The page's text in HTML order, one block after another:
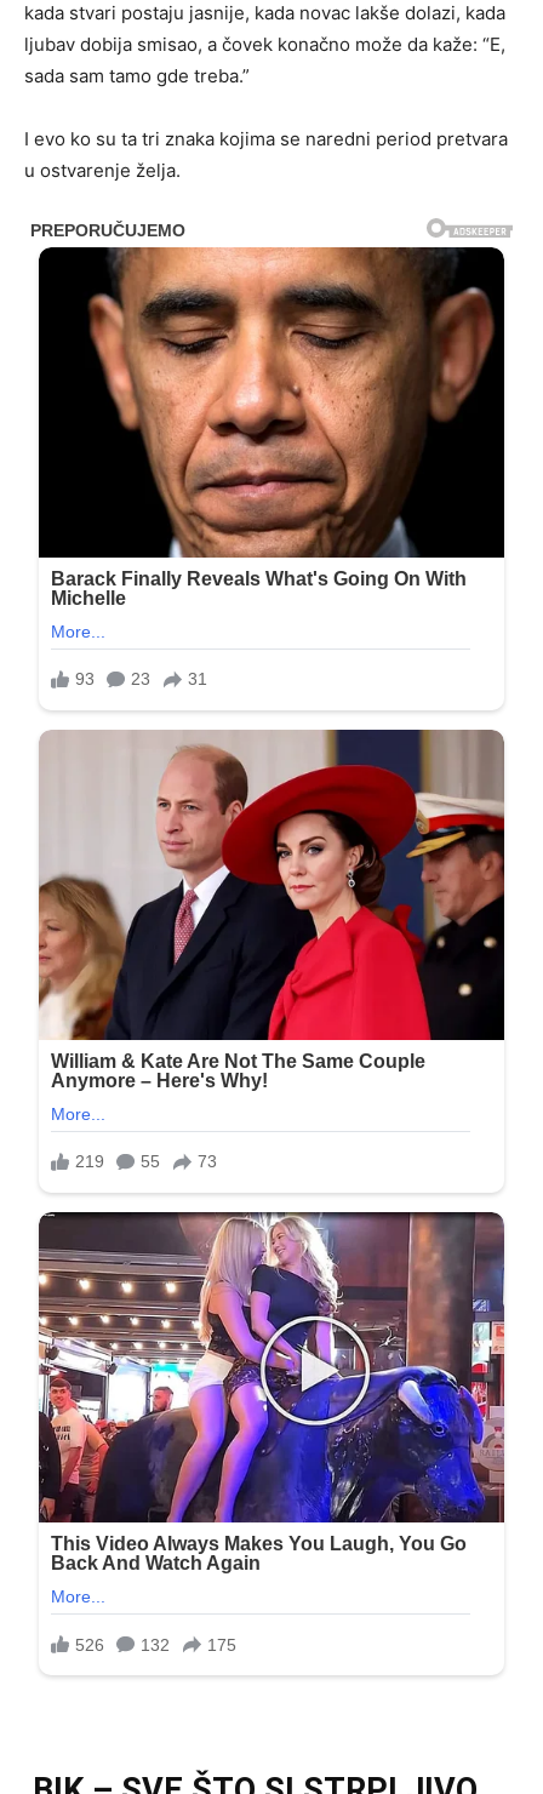
kada stvari postaju jasnije, kada novac lakše dolazi, kada
ljubav dobija smisao, a čovek konačno može da kaže: “E,
sada sam tamo gde treba.”
I evo ko su ta tri znaka kojima se naredni period pretvara
u ostvarenje želja.